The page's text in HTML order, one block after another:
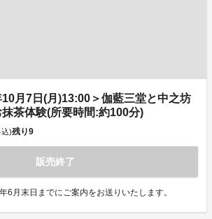
月7日(月)13:00＞伽藍三堂と中之坊
茶体験(所要時間:約100分)
)残り9
販売終了
6月末日までにご案内をお送りいたします。